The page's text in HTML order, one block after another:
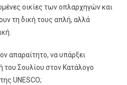
οικίες των οπλαρχηγών και
τη δική τους απλή, αλλά
απαραίτητο, να υπάρξει
του Σουλίου στον Κατάλογο
UNESCO;